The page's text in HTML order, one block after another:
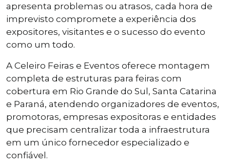
apresenta problemas ou atrasos, cada hora de
imprevisto compromete a experiência dos
expositores, visitantes e o sucesso do evento
como um todo.
A Celeiro Feiras e Eventos oferece montagem
completa de estruturas para feiras com
cobertura em Rio Grande do Sul, Santa Catarina
e Paraná, atendendo organizadores de eventos,
promotoras, empresas expositoras e entidades
que precisam centralizar toda a infraestrutura
em um único fornecedor especializado e
confiável.